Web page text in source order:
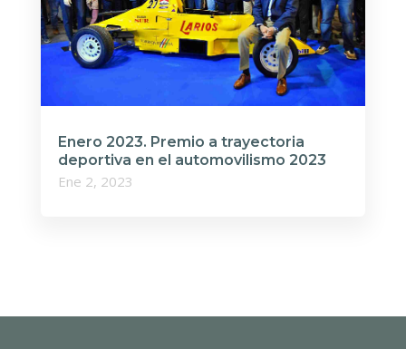
Enero 2023. Premio a trayectoria
deportiva en el automovilismo 2023
Ene 2, 2023